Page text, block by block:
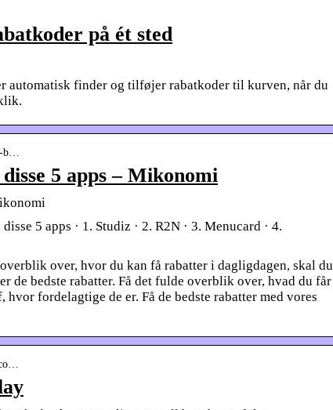
på ét sted
automatisk finder og tilføjer rabatkoder til kurven, når du
b…
5 apps – Mikonomi
5 apps · 1. Studiz · 2. R2N · 3. Menucard · 4.
over, hvor du kan få rabatter i dagligdagen, skal du
de bedste rabatter. Få det fulde overblik over, hvad du får
fordelagtige de er. Få de bedste rabatter med vores